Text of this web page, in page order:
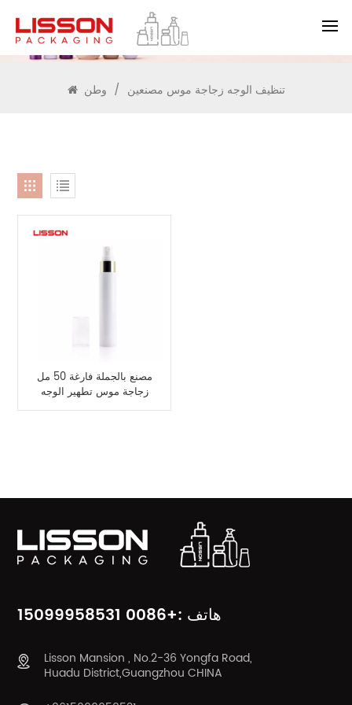
يبحث
/ تنظيف الوجه زجاجة موس مصنعين
مصنع بالجملة فارغة 50 مل
زجاجة موس تطهير الوجه
هاتف :+0086 15099958531
Lisson Mansion , No.2-36 Yongfa Road,
Huadu District,Guangzhou CHINA